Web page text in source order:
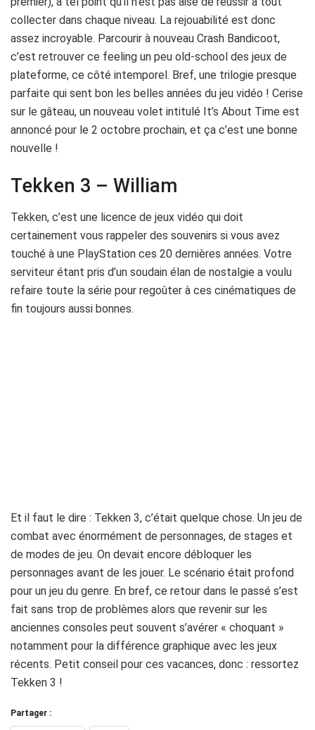
collecter dans chaque niveau. La rejouabilité est donc
assez incroyable. Parcourir à nouveau Crash Bandicoot,
c’est retrouver ce feeling un peu old-school des jeux de
plateforme, ce côté intemporel. Bref, une trilogie presque
parfaite qui sent bon les belles années du jeu vidéo ! Cerise
sur le gâteau, un nouveau volet intitulé It’s About Time est
annoncé pour le 2 octobre prochain, et ça c’est une bonne
nouvelle !
Tekken 3 – William
Tekken, c’est une licence de jeux vidéo qui doit
certainement vous rappeler des souvenirs si vous avez
touché à une PlayStation ces 20 dernières années. Votre
serviteur étant pris d’un soudain élan de nostalgie a voulu
refaire toute la série pour regoûter à ces cinématiques de
fin toujours aussi bonnes.
Et il faut le dire : Tekken 3, c’était quelque chose. Un jeu de
combat avec énormément de personnages, de stages et
de modes de jeu. On devait encore débloquer les
personnages avant de les jouer. Le scénario était profond
pour un jeu du genre. En bref, ce retour dans le passé s’est
fait sans trop de problèmes alors que revenir sur les
anciennes consoles peut souvent s’avérer « choquant »
notamment pour la différence graphique avec les jeux
récents. Petit conseil pour ces vacances, donc : ressortez
Tekken 3 !
Partager :